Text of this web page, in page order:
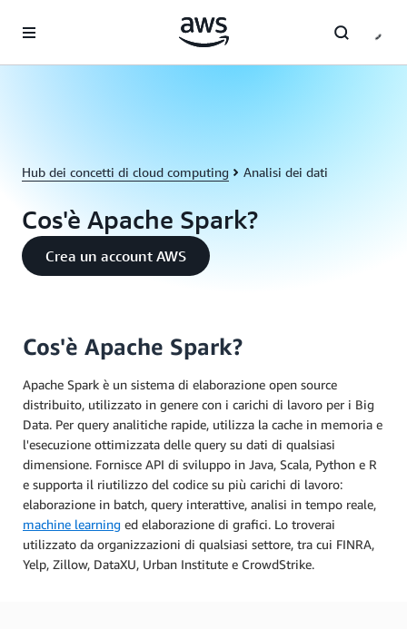
Hub dei concetti di cloud computing Analisi dei dati
Cos'è Apache Spark?
Crea un account AWS
Cos'è Apache Spark?
Apache Spark è un sistema di elaborazione open source
distribuito, utilizzato in genere con i carichi di lavoro per i Big
Data. Per query analitiche rapide, utilizza la cache in memoria e
l'esecuzione ottimizzata delle query su dati di qualsiasi
dimensione. Fornisce API di sviluppo in Java, Scala, Python e R
e supporta il riutilizzo del codice su più carichi di lavoro:
elaborazione in batch, query interattive, analisi in tempo reale,
machine learning ed elaborazione di grafici. Lo troverai
utilizzato da organizzazioni di qualsiasi settore, tra cui FINRA,
Yelp, Zillow, DataXU, Urban Institute e CrowdStrike.